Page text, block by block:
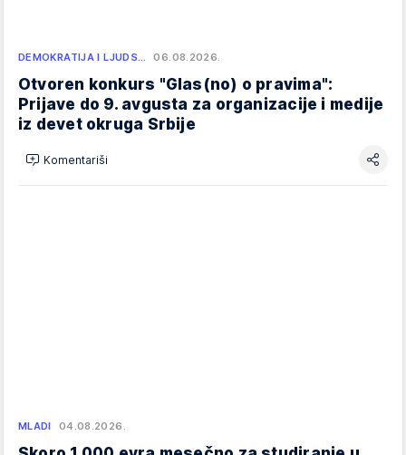
DEMOKRATIJA I LJUDS… 06.08.2026.
Otvoren konkurs "Glas(no) o pravima":
Prijave do 9. avgusta za organizacije i medije
iz devet okruga Srbije
Komentariši
MLADI 04.08.2026.